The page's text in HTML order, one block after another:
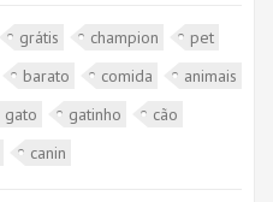
grátis champion
pet
barato comida
animais
gato gatinho
cão
canin